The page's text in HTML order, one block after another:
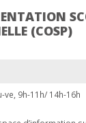
DE VIE
(COSP)
ve, 9h-11h/ 14h-16h